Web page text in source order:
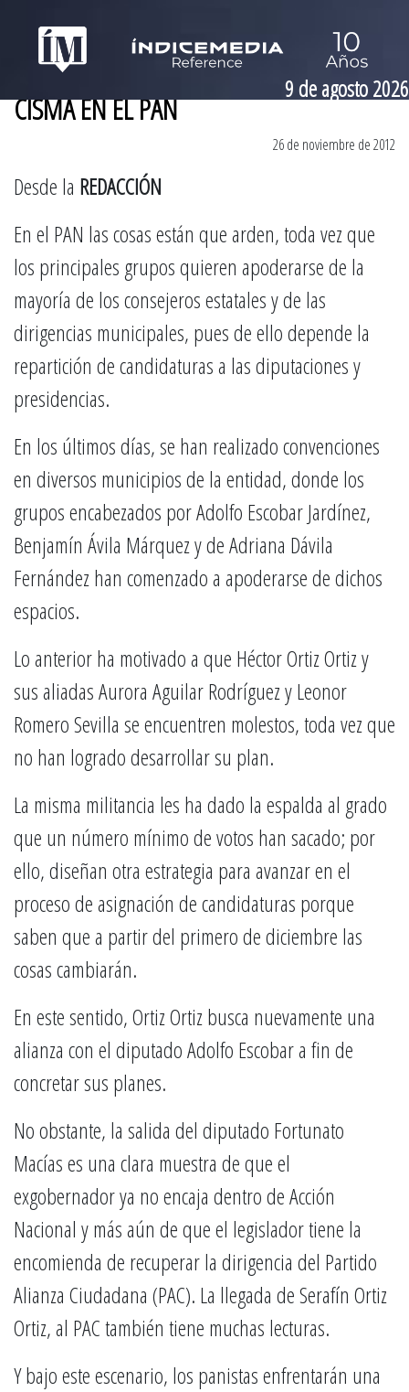
9 de agosto 2026
CISMA EN EL PAN
26 de noviembre de 2012
Desde la REDACCIÓN
En el PAN las cosas están que arden, toda vez que
los principales grupos quieren apoderarse de la
mayoría de los consejeros estatales y de las
dirigencias municipales, pues de ello depende la
repartición de candidaturas a las diputaciones y
presidencias.
En los últimos días, se han realizado convenciones
en diversos municipios de la entidad, donde los
grupos encabezados por Adolfo Escobar Jardínez,
Benjamín Ávila Márquez y de Adriana Dávila
Fernández han comenzado a apoderarse de dichos
espacios.
Lo anterior ha motivado a que Héctor Ortiz Ortiz y
sus aliadas Aurora Aguilar Rodríguez y Leonor
Romero Sevilla se encuentren molestos, toda vez que
no han logrado desarrollar su plan.
La misma militancia les ha dado la espalda al grado
que un número mínimo de votos han sacado; por
ello, diseñan otra estrategia para avanzar en el
proceso de asignación de candidaturas porque
saben que a partir del primero de diciembre las
cosas cambiarán.
En este sentido, Ortiz Ortiz busca nuevamente una
alianza con el diputado Adolfo Escobar a fin de
concretar sus planes.
No obstante, la salida del diputado Fortunato
Macías es una clara muestra de que el
exgobernador ya no encaja dentro de Acción
Nacional y más aún de que el legislador tiene la
encomienda de recuperar la dirigencia del Partido
Alianza Ciudadana (PAC). La llegada de Serafín Ortiz
Ortiz, al PAC también tiene muchas lecturas.
Y bajo este escenario, los panistas enfrentarán una